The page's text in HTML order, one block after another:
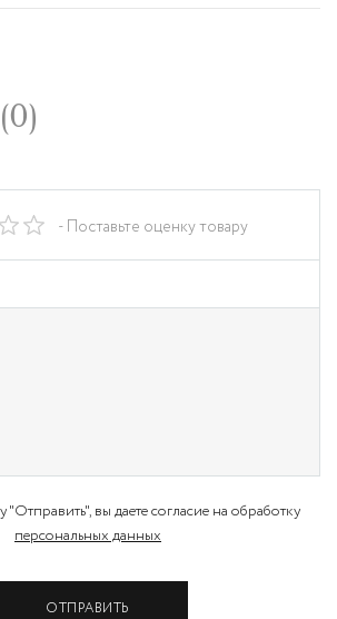
(0)
- Поставьте оценку товару
вы даете согласие на обработку
персональных данных
ОТПРАВИТЬ